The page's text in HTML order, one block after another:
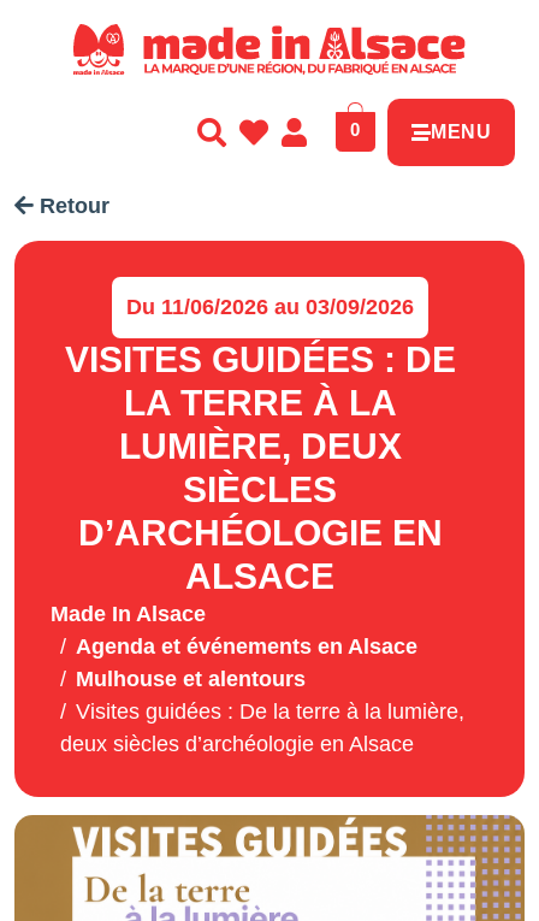
0 MENU
Retour
Du 11/06/2026 au 03/09/2026
VISITES GUIDÉES : DE
LA TERRE À LA
LUMIÈRE, DEUX
SIÈCLES
D’ARCHÉOLOGIE EN
ALSACE
Made In Alsace
Agenda et événements en Alsace
Mulhouse et alentours
Visites guidées : De la terre à la lumière,
deux siècles d’archéologie en Alsace